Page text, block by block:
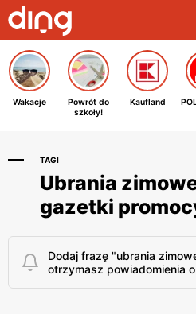
Wakacje
Powrót do
szkoły!
Kaufland
TAGI
Ubrania
gazetki
Dodaj frazę "ubrania
otrzymasz powiadomienia